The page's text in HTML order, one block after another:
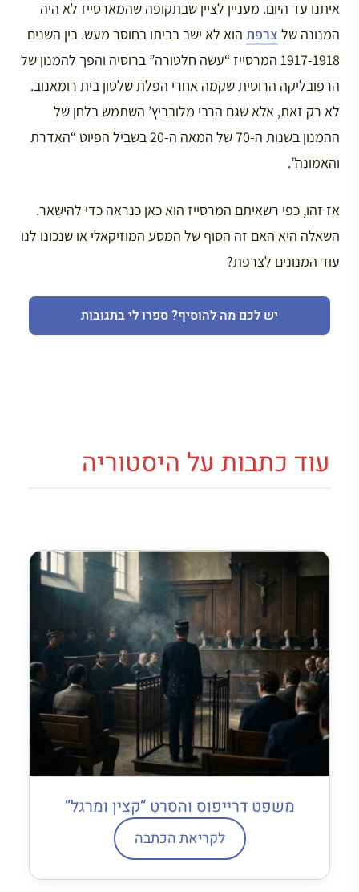
איתנו עד היום. מעניין לציין שבתקופה שהמארסייז לא היה
המנונה של צרפת הוא לא ישב בביתו בחוסר מעש. בין השנים
1917-1918 המרסייז “עשה חלטורה” ברוסיה והפך להמנון של
הרפובליקה הרוסית שקמה אחרי הפלת שלטון בית רומאנוב.
לא רק זאת, אלא שגם הרבי מלובביץ’ השתמש בלחן של
ההמנון בשנות ה-70 של המאה ה-20 בשביל הפיוט “האדרת
והאמונה”.
אז זהו, כפי רשאיתם המרסייז הוא כאן כנראה כדי להישאר.
השאלה היא האם זה הסוף של המסע המוזיקאלי או שנכונו לנו
עוד המנונים לצרפת?
יש לכם מה להוסיף? ספרו לי בתגובות
עוד כתבות על היסטוריה
משפט דרייפוס והסרט “קצין ומרגל”
לקריאת הכתבה